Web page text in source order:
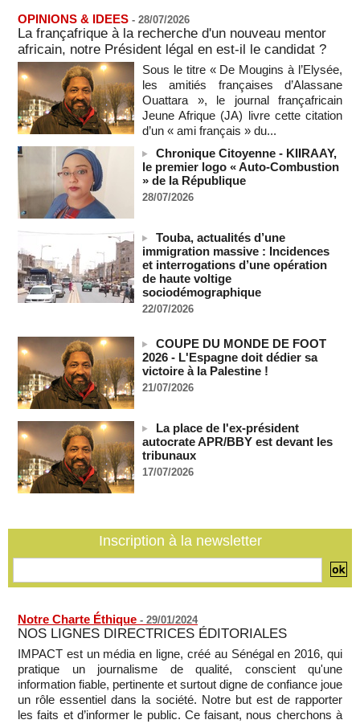
Au Nigeria, plus de 300 victimes d’enlèvements ont été
libérées
06/08/2026 -
Au Nigeria, plus de 300 victimes d’enlèvements ont été
libérées
06/08/2026 -
Soutenir l’intégrité de l’information à Sao Tomé-et-Principe à
l’approche des élections
06/08/2026 -
Taïwan bloque un pont stratégique lors de la simulation d'une
invasion par la Chine
06/08/2026 -
Les Bourses mondiales suspendues au Moyen-Orient,
records en Europe
06/08/2026 -
Soudan du Sud : Les avocats de Riek Machar sollicitent un
accès à leur client avant la prochaine audience
France-Algérie: l'affaire Mehdi Laribi relance la coopération
policière contre le narcotrafic
06/08/2026 -
Guinée : l'absence du président Doumbouya ravive les
tensions politiques
06/08/2026 -
Bénin: le nouveau Sénat élit son premier président
06/08/2026 -
La Centrafrique et le Cameroun apaisent les tensions après
un incident frontalier
OPINIONS & IDEES - 28/07/2026
La françafrique à la recherche d'un nouveau mentor
africain, notre Président légal en est-il le candidat ?
Sous le titre « De Mougins à l’Elysée,
les amitiés françaises d’Alassane
Ouattara », le journal françafricain
Jeune Afrique (JA) livre cette citation
d’un « ami français » du...
Chronique Citoyenne - KIIRAAY,
le premier logo « Auto-Combustion
» de la République
28/07/2026
Touba, actualités d’une
immigration massive : Incidences
et interrogations d’une opération
de haute voltige
sociodémographique
22/07/2026
COUPE DU MONDE DE FOOT
2026 - L'Espagne doit dédier sa
victoire à la Palestine !
21/07/2026
La place de l'ex-président
autocrate APR/BBY est devant les
tribunaux
17/07/2026
Inscription à la newsletter
Notre Charte Éthique - 29/01/2024
NOS LIGNES DIRECTRICES ÉDITORIALES
IMPACT est un média en ligne, créé au Sénégal en 2016, qui
pratique un journalisme de qualité, conscient qu'une
information fiable, pertinente et surtout digne de confiance joue
un rôle essentiel dans la société. Notre but est de rapporter
les faits et d’informer le public. Ce faisant, nous cherchons à